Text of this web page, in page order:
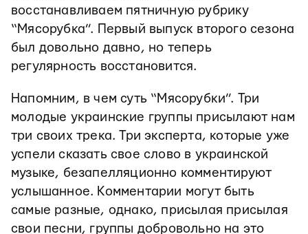
восстанавливаем пятничную рубрику
“Мясорубка”. Первый выпуск второго сезона
был довольно давно, но теперь
регулярность восстановится.
Напомним, в чем суть “Мясорубки”. Три
молодые украинские группы присылают нам
три своих трека. Три эксперта, которые уже
успели сказать свое слово в украинской
музыке, безапелляционно комментируют
услышанное. Комментарии могут быть
самые разные, однако, присылая присылая
свои песни, группы добровольно на это